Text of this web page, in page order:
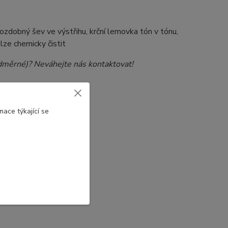
šev ve výstřihu, krční lemovka tón v tónu,
chemicky čistit
Neváhejte nás kontaktovat!
týkající se